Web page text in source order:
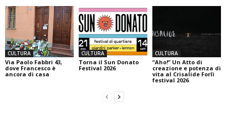
CULTURA
Via Paolo Fabbri 43,
dove Francesco è
ancora di casa
CULTURA
Torna il Sun Donato
Festival 2026
CULTURA
“Aho!” Un Atto di
creazione e potenza di
vita al Crisalide Forlì
festival 2026